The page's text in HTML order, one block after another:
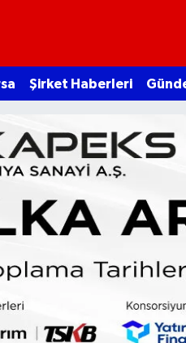
Şirket Haberleri